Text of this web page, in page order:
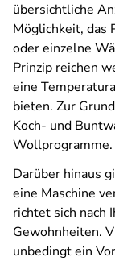
übersichtliche
Möglichkeit, das
oder einzelne
Prinzip reichen
eine
bieten. Zur
Koch- und
Wollprogramme.
Darüber hinaus
eine Maschine
richtet sich nach
Gewohnheiten.
unbedingt ein